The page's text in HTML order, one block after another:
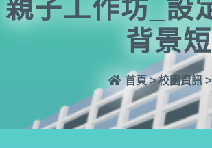
親子工作坊_設
背景
首頁 > 校園資訊 >